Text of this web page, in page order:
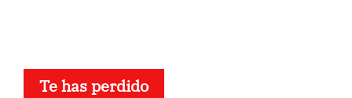
Te has perdido